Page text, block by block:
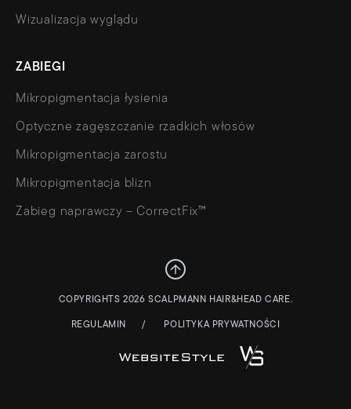
Wizualizacja wyglądu
ZABIEGI
Mikropigmentacja łysienia
Optyczne zagęszczanie rzadkich włosów
Mikropigmentacja zarostu
Mikropigmentacja blizn
Zabieg naprawczy – CorrectFix™
COPYRIGHTS 2026 SCALPMANN HAIR&HEAD CARE.
REGULAMIN POLITYKA PRYWATNOŚCI